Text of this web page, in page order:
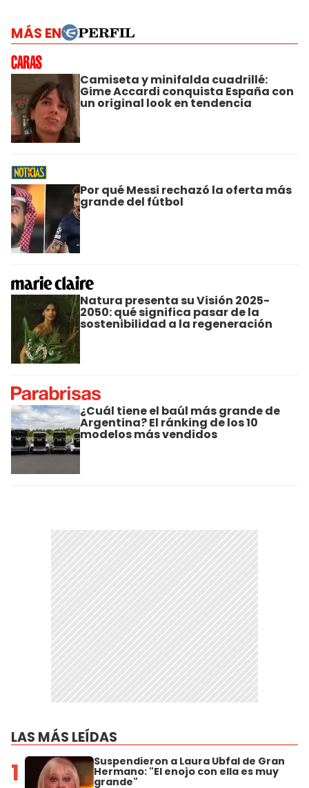
MÁS EN
Camiseta y minifalda cuadrillé:
Gime Accardi conquista España con
un original look en tendencia
Por qué Messi rechazó la oferta más
grande del fútbol
Natura presenta su Visión 2025-
2050: qué significa pasar de la
sostenibilidad a la regeneración
¿Cuál tiene el baúl más grande de
Argentina? El ránking de los 10
modelos más vendidos
LAS MÁS LEÍDAS
1 Suspendieron a Laura Ubfal de Gran
Hermano: "El enojo con ella es muy
grande"